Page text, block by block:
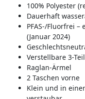
100% Polyester
Dauerhaft
PFAS-/Fluorfrei –
(Januar 2024)
Verstellbare 3-
Raglan-Ärmel
2 Taschen vorne
Klein und in